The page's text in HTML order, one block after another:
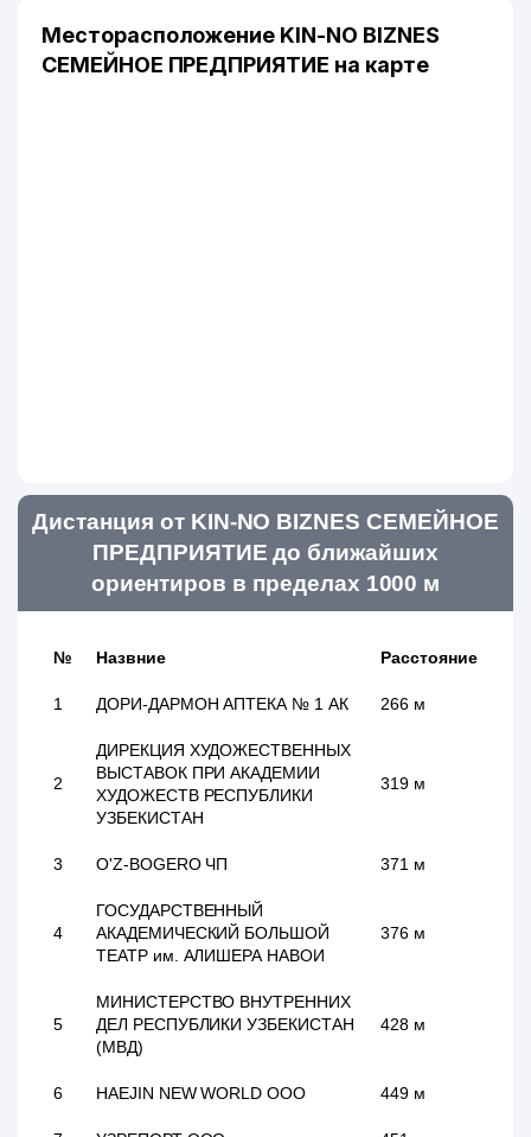
Месторасположение KIN-NO BIZNES
СЕМЕЙНОЕ ПРЕДПРИЯТИЕ на карте
Дистанция от KIN-NO BIZNES СЕМЕЙНОЕ
ПРЕДПРИЯТИЕ до ближайших
ориентиров в пределах 1000 м
№ Назвние Расстояние
1 ДОРИ-ДАРМОН АПТЕКА № 1 АК 266 м
2
ДИРЕКЦИЯ ХУДОЖЕСТВЕННЫХ
ВЫСТАВОК ПРИ АКАДЕМИИ
ХУДОЖЕСТВ РЕСПУБЛИКИ
УЗБЕКИСТАН
319 м
3 O'Z-BOGERO ЧП 371 м
4
ГОСУДАРСТВЕННЫЙ
АКАДЕМИЧЕСКИЙ БОЛЬШОЙ
ТЕАТР им. АЛИШЕРА НАВОИ
376 м
5
МИНИСТЕРСТВО ВНУТРЕННИХ
ДЕЛ РЕСПУБЛИКИ УЗБЕКИСТАН
(МВД)
428 м
6 HAEJIN NEW WORLD ООО 449 м